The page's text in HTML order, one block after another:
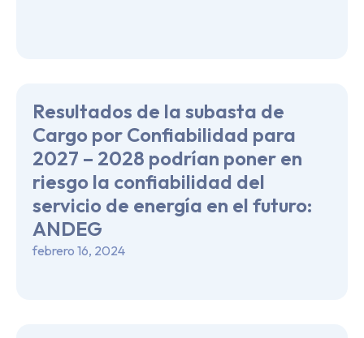
Resultados de la subasta de
Cargo por Confiabilidad para
2027 – 2028 podrían poner en
riesgo la confiabilidad del
servicio de energía en el futuro:
ANDEG
febrero 16, 2024